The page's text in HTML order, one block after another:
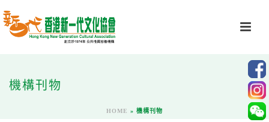
機構刊物
HOME » 機構刊物